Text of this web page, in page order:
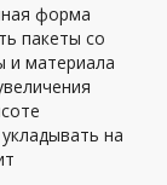
форма
пакеты со
и материала
на